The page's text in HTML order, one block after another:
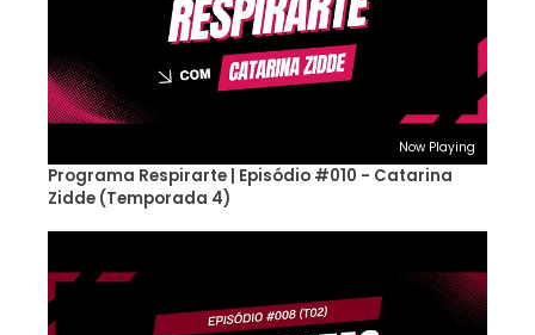
Now Playing
Programa Respirarte | Episódio #010 - Catarina
Zidde (Temporada 4)